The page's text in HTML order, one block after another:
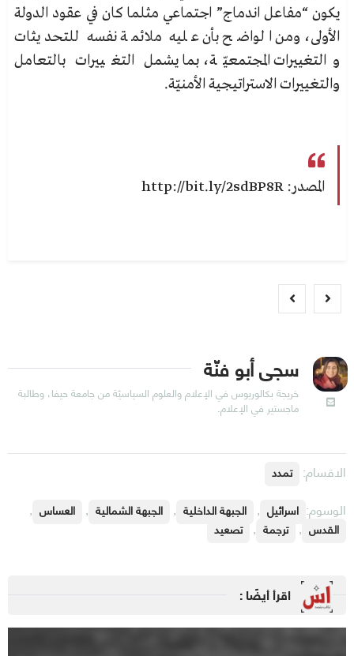
يكون “مفاعل اندماج” اجتماعي مثلما كان في عقود الدولة
الأولى، ومن الواضح بأن عليه ملائمة نفسه للتحديثات
والتغييرات المجتمعيّة، بما يشمل التغييرات بالتعامل
والتغييرات الاستراتيجية الأمنيّة.
المصدر: http://bit.ly/2sdBP8R
سجى أبو فنّة
خريجة بكالوريوس في الإعلام والعلوم السياسيّة من جامعة حيفا، وطالبة
ماجستير في الإعلام.
الاقسام: تمدد
الوسوم: اسرائيل , الجبهة الداخلية , الجبهة الشمالية , العساس ,
القدس , ترجمة , تصعيد
اقرأ أيضًا :